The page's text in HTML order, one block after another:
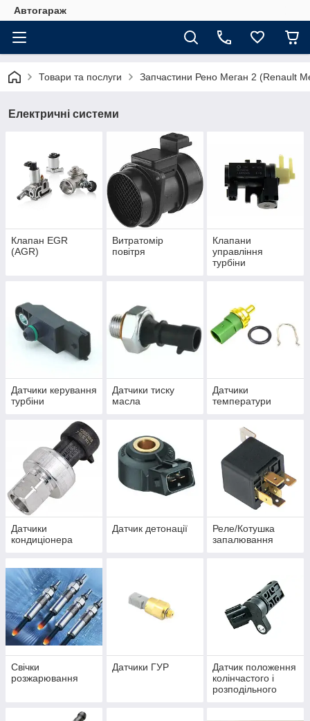
Автогараж
Товари та послуги Запчастини Рено Меган 2 (Renault
Електричні системи
Клапан EGR
(AGR)
Витратомір
повітря
Клапани
управління
турбіни
Датчики керування
турбіни
Датчики тиску
масла
Датчики
температури
Датчики
кондиціонера
Датчик детонації
Реле/Котушка
запалювання
Свічки
розжарювання
Датчики ГУР
Датчик положення
колінчастого і
розподільного